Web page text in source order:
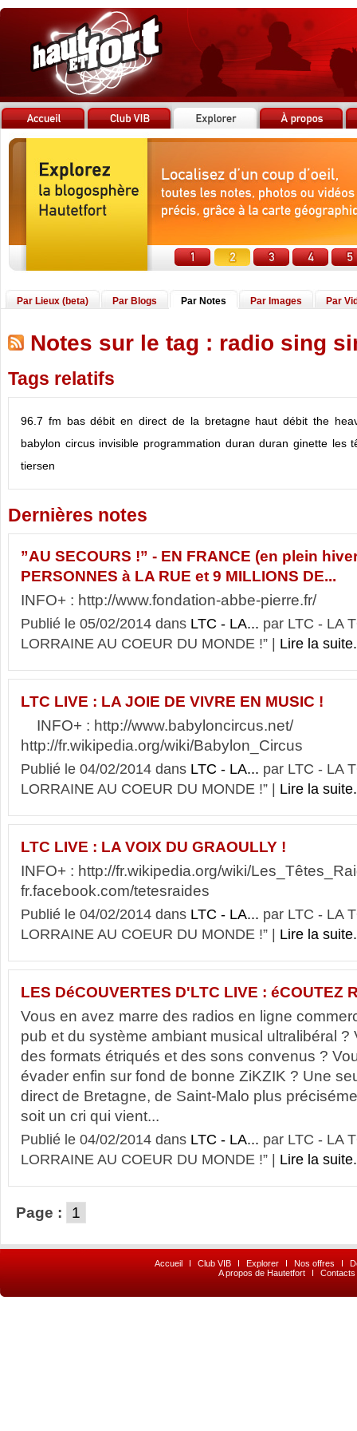
Par Lieux (beta) Par Blogs Par Notes Par Images Par
Notes sur le tag : radio sing
Tags relatifs
96.7 fm bas débit en direct de la bretagne haut débit the
babylon circus invisible programmation duran duran ginette les
tiersen
Dernières notes
”AU SECOURS !” - EN FRANCE (en plein
PERSONNES à LA RUE et 9 MILLIONS DE...
INFO+ : http://www.fondation-abbe-pierre.fr/
Publié le 05/02/2014 dans LTC - LA... par LTC - LA
LORRAINE AU COEUR DU MONDE !” | Lire la
LTC LIVE : LA JOIE DE VIVRE EN MUSIC !
INFO+ : http://www.babyloncircus.net/
http://fr.wikipedia.org/wiki/Babylon_Circus
Publié le 04/02/2014 dans LTC - LA... par LTC - LA
LORRAINE AU COEUR DU MONDE !” | Lire la
LTC LIVE : LA VOIX DU GRAOULLY !
INFO+ : http://fr.wikipedia.org/wiki/
fr.facebook.com/tetesraides
Publié le 04/02/2014 dans LTC - LA... par LTC - LA
LORRAINE AU COEUR DU MONDE !” | Lire la
LES DéCOUVERTES D'LTC LIVE : éCOUTEZ
Vous en avez marre des radios en ligne
pub et du système ambiant musical ultralibéral ?
des formats étriqués et des sons convenus ?
évader enfin sur fond de bonne ZiKZIK ? Une
direct de Bretagne, de Saint-Malo plus
soit un cri qui vient...
Publié le 04/02/2014 dans LTC - LA... par LTC - LA
LORRAINE AU COEUR DU MONDE !” | Lire la
Page : 1
Accueil I Club VIB I Explorer I Nos offres I
A propos de Hautetfort
I Contacts